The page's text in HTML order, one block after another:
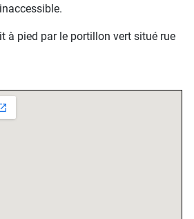
à pied par le portillon vert situé rue